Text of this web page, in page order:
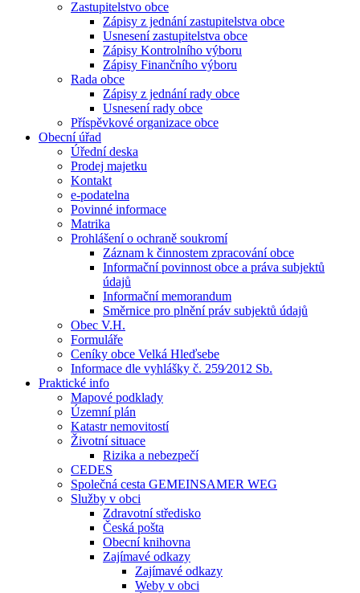
Zastupitelstvo obce
Zápisy z jednání zastupitelstva obce
Usnesení zastupitelstva obce
Zápisy Kontrolního výboru
Zápisy Finančního výboru
Rada obce
Zápisy z jednání rady obce
Usnesení rady obce
Příspěvkové organizace obce
Obecní úřad
Úřední deska
Prodej majetku
Kontakt
e-podatelna
Povinné informace
Matrika
Prohlášení o ochraně soukromí
Záznam k činnostem zpracování obce
Informační povinnost obce a práva subjektů
údajů
Informační memorandum
Směrnice pro plnění práv subjektů údajů
Obec V.H.
Formuláře
Ceníky obce Velká Hleďsebe
Informace dle vyhlášky č. 259⁄2012 Sb.
Praktické info
Mapové podklady
Územní plán
Katastr nemovitostí
Životní situace
Rizika a nebezpečí
CEDES
Společná cesta GEMEINSAMER WEG
Služby v obci
Zdravotní středisko
Česká pošta
Obecní knihovna
Zajímavé odkazy
Zajímavé odkazy
Weby v obci